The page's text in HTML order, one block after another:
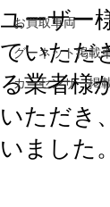
お買取車両
グーネット掲載
カーセンサー掲
ユーザー
ていただ
る業者様
いただき
いました。